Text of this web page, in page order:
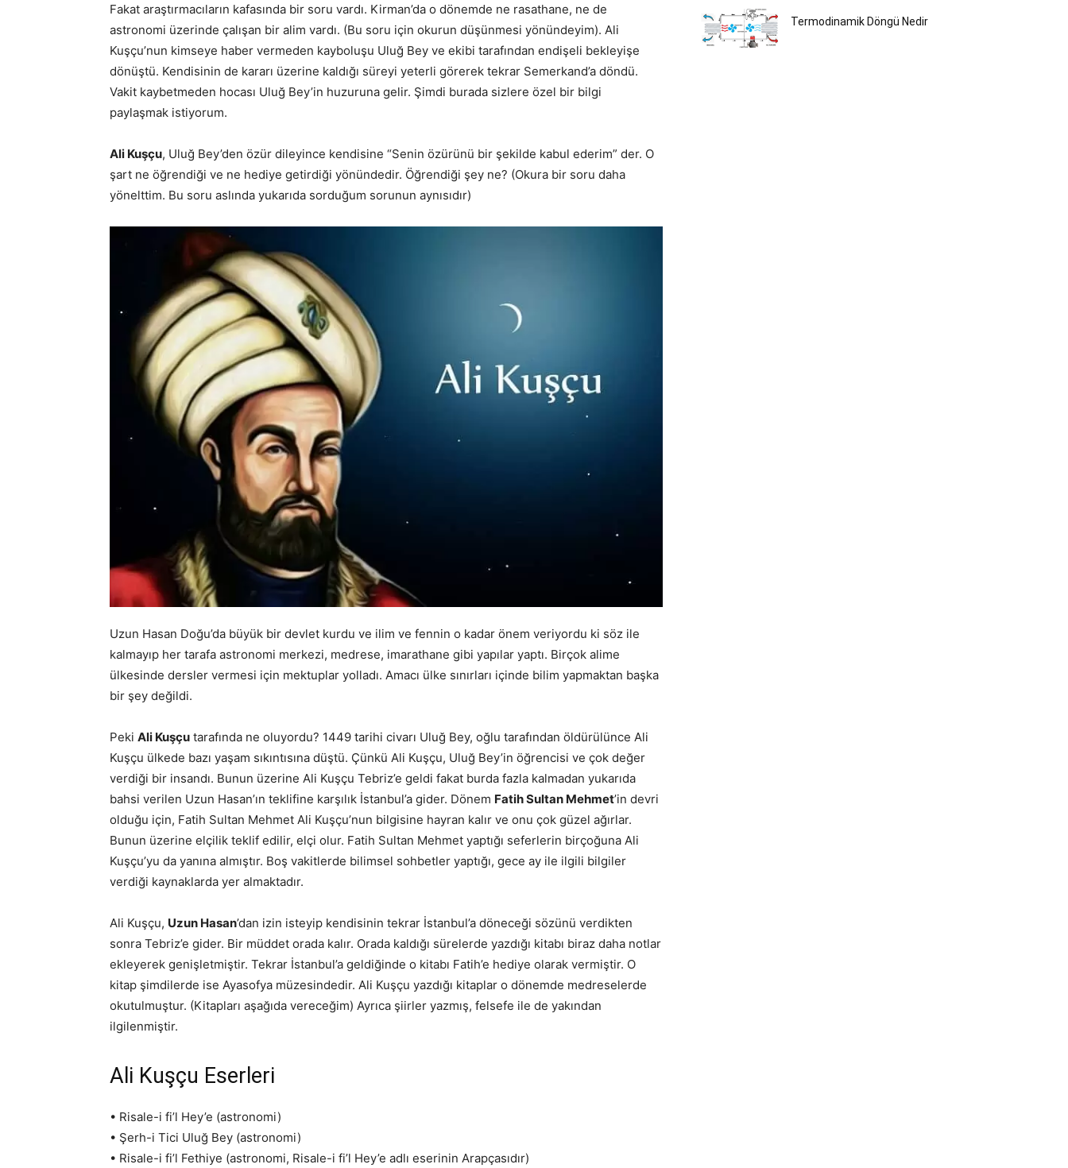
Fakat araştırmacıların kafasında bir soru vardı. Kirman’da o dönemde ne rasathane, ne de
astronomi üzerinde çalışan bir alim vardı. (Bu soru için okurun düşünmesi yönündeyim). Ali
Kuşçu’nun kimseye haber vermeden kayboluşu Uluğ Bey ve ekibi tarafından endişeli bekleyişe
dönüştü. Kendisinin de kararı üzerine kaldığı süreyi yeterli görerek tekrar Semerkand’a döndü.
Vakit kaybetmeden hocası Uluğ Bey’in huzuruna gelir. Şimdi burada sizlere özel bir bilgi
paylaşmak istiyorum.
Ali Kuşçu, Uluğ Bey’den özür dileyince kendisine “Senin özürünü bir şekilde kabul ederim” der. O
şart ne öğrendiği ve ne hediye getirdiği yönündedir. Öğrendiği şey ne? (Okura bir soru daha
yönelttim. Bu soru aslında yukarıda sorduğum sorunun aynısıdır)
Uzun Hasan Doğu’da büyük bir devlet kurdu ve ilim ve fennin o kadar önem veriyordu ki söz ile
kalmayıp her tarafa astronomi merkezi, medrese, imarathane gibi yapılar yaptı. Birçok alime
ülkesinde dersler vermesi için mektuplar yolladı. Amacı ülke sınırları içinde bilim yapmaktan başka
bir şey değildi.
Peki Ali Kuşçu tarafında ne oluyordu? 1449 tarihi civarı Uluğ Bey, oğlu tarafından öldürülünce Ali
Kuşçu ülkede bazı yaşam sıkıntısına düştü. Çünkü Ali Kuşçu, Uluğ Bey’in öğrencisi ve çok değer
verdiği bir insandı. Bunun üzerine Ali Kuşçu Tebriz’e geldi fakat burda fazla kalmadan yukarıda
bahsi verilen Uzun Hasan’ın teklifine karşılık İstanbul’a gider. Dönem Fatih Sultan Mehmet’in devri
olduğu için, Fatih Sultan Mehmet Ali Kuşçu’nun bilgisine hayran kalır ve onu çok güzel ağırlar.
Bunun üzerine elçilik teklif edilir, elçi olur. Fatih Sultan Mehmet yaptığı seferlerin birçoğuna Ali
Kuşçu’yu da yanına almıştır. Boş vakitlerde bilimsel sohbetler yaptığı, gece ay ile ilgili bilgiler
verdiği kaynaklarda yer almaktadır.
Ali Kuşçu, Uzun Hasan’dan izin isteyip kendisinin tekrar İstanbul’a döneceği sözünü verdikten
sonra Tebriz’e gider. Bir müddet orada kalır. Orada kaldığı sürelerde yazdığı kitabı biraz daha notlar
ekleyerek genişletmiştir. Tekrar İstanbul’a geldiğinde o kitabı Fatih’e hediye olarak vermiştir. O
kitap şimdilerde ise Ayasofya müzesindedir. Ali Kuşçu yazdığı kitaplar o dönemde medreselerde
okutulmuştur. (Kitapları aşağıda vereceğim) Ayrıca şiirler yazmış, felsefe ile de yakından
ilgilenmiştir.
Ali Kuşçu Eserleri
• Risale-i fi’l Hey’e (astronomi)
• Şerh-i Tici Uluğ Bey (astronomi)
• Risale-i fi’l Fethiye (astronomi, Risale-i fi’l Hey’e adlı eserinin Arapçasıdır)
Termodinamik Döngü Nedir